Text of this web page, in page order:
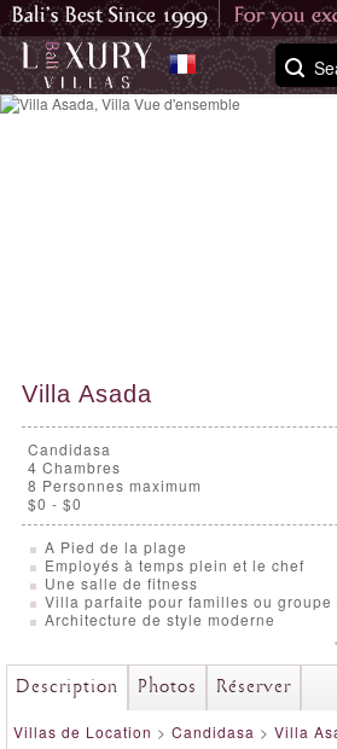
Villa Asada
Candidasa
4 Chambres
8 Personnes maximum
$0 - $0
A Pied de la plage
Employés à temps plein et le chef
Une salle de fitness
Villa parfaite pour familles ou groupe
Architecture de style moderne
Description Photos Réserver
Villas de Location > Candidasa > Villa